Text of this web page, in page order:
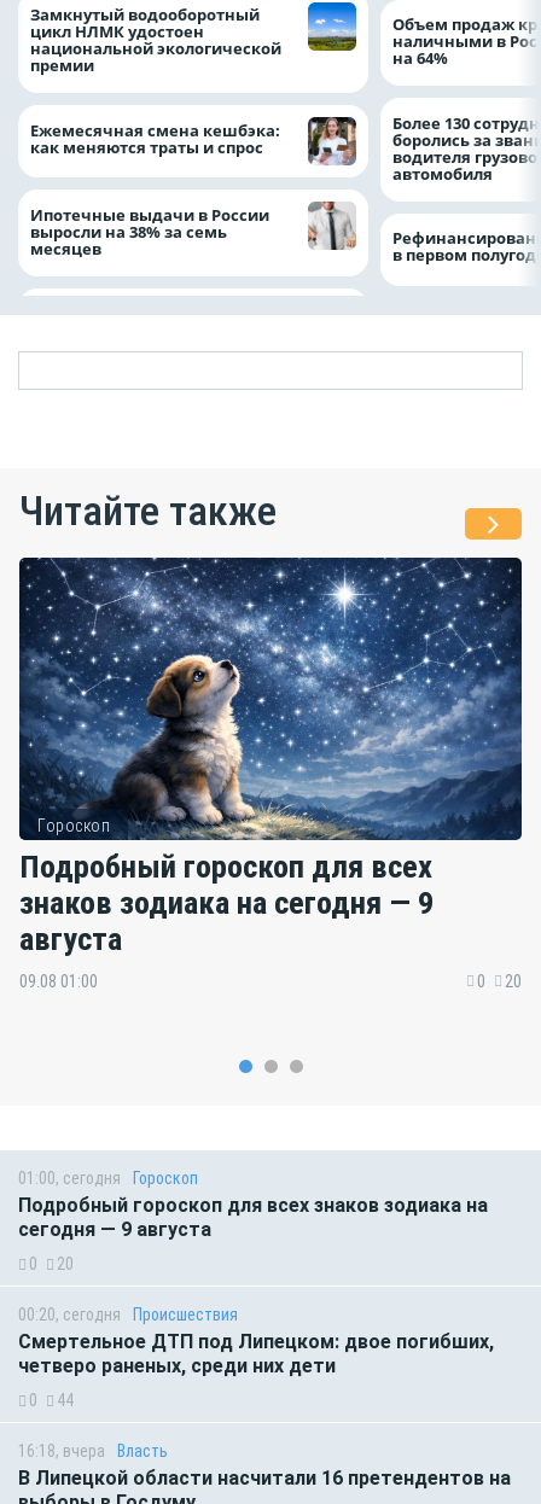
Замкнутый водооборотный
цикл НЛМК удостоен
национальной экологической
премии
Ежемесячная смена кешбэка:
как меняются траты и спрос
Ипотечные выдачи в России
выросли на 38% за семь
месяцев
Объем продаж
наличными в
на 64%
Более 130
боролись за
водителя
автомобиля
в первом
Читайте также
Гороскоп
Подробный гороскоп для всех
знаков зодиака на сегодня — 9
августа
09.08 01:00 0 20
01:00, сегодня Гороскоп
Подробный гороскоп для всех знаков зодиака на
сегодня — 9 августа
0 20
00:20, сегодня Происшествия
Смертельное ДТП под Липецком: двое погибших,
четверо раненых, среди них дети
0 44
16:18, вчера Власть
В Липецкой области насчитали 16 претендентов на